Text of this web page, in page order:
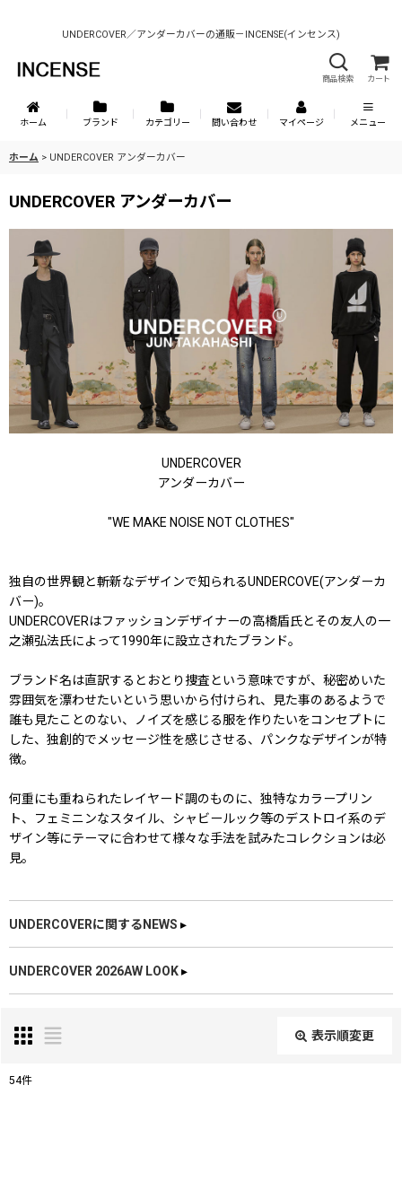
UNDERCOVER／アンダーカバーの通販－INCENSE(インセンス)
商品検索 カート
ホーム ブランド カテゴリー 問い合わせ マイページ メニュー
ホーム > UNDERCOVER アンダーカバー
UNDERCOVER アンダーカバー
UNDERCOVER
アンダーカバー
"WE MAKE NOISE NOT CLOTHES"
独自の世界観と斬新なデザインで知られるUNDERCOVE(アンダーカ
バー)。
UNDERCOVERはファッションデザイナーの高橋盾氏とその友人の一
之瀬弘法氏によって1990年に設立されたブランド。
ブランド名は直訳するとおとり捜査という意味ですが、秘密めいた
雰囲気を漂わせたいという思いから付けられ、見た事のあるようで
誰も見たことのない、ノイズを感じる服を作りたいをコンセプトに
した、独創的でメッセージ性を感じさせる、パンクなデザインが特
徴。
何重にも重ねられたレイヤード調のものに、独特なカラープリン
ト、フェミニンなスタイル、シャビールック等のデストロイ系のデ
ザイン等にテーマに合わせて様々な手法を試みたコレクションは必
見。
UNDERCOVERに関するNEWS ▸
UNDERCOVER 2026AW LOOK▸
表示順変更
54件